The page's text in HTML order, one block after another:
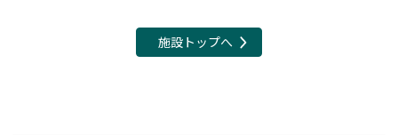
施設トップへ